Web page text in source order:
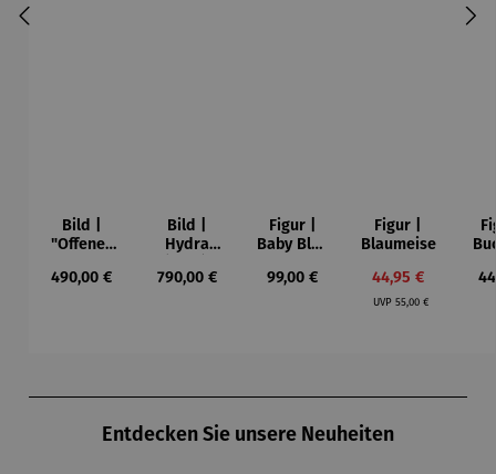
Bild |
"Offenes
Collioure"
Regulärer Preis:
490,00 €
Bild |
Hydra
gerahmt –
Regulärer Preis:
790,00 €
Figur |
Baby Blue
Britto
Regulärer Preis:
99,00 €
Figur |
Blaumeise
Verkaufspreis:
44,95 €
UVP Regulärer Preis:
55,00 €
Entdecken Sie unsere Neuheiten